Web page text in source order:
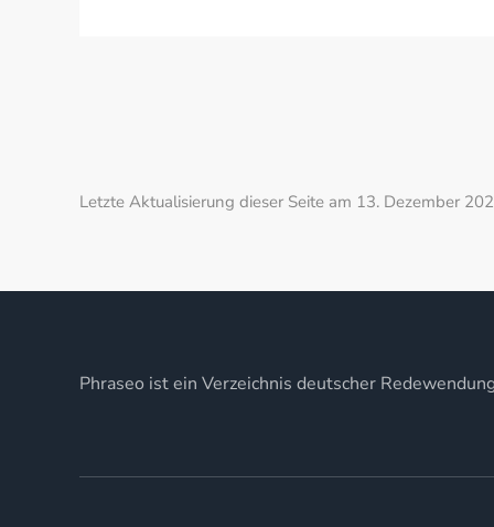
Letzte Aktualisierung dieser Seite am 13. Dezember
Phraseo ist ein Verzeichnis deutscher